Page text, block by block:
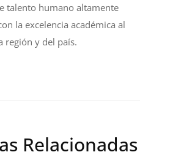
talento humano altamente
la excelencia académica al
región y del país.
Relacionadas